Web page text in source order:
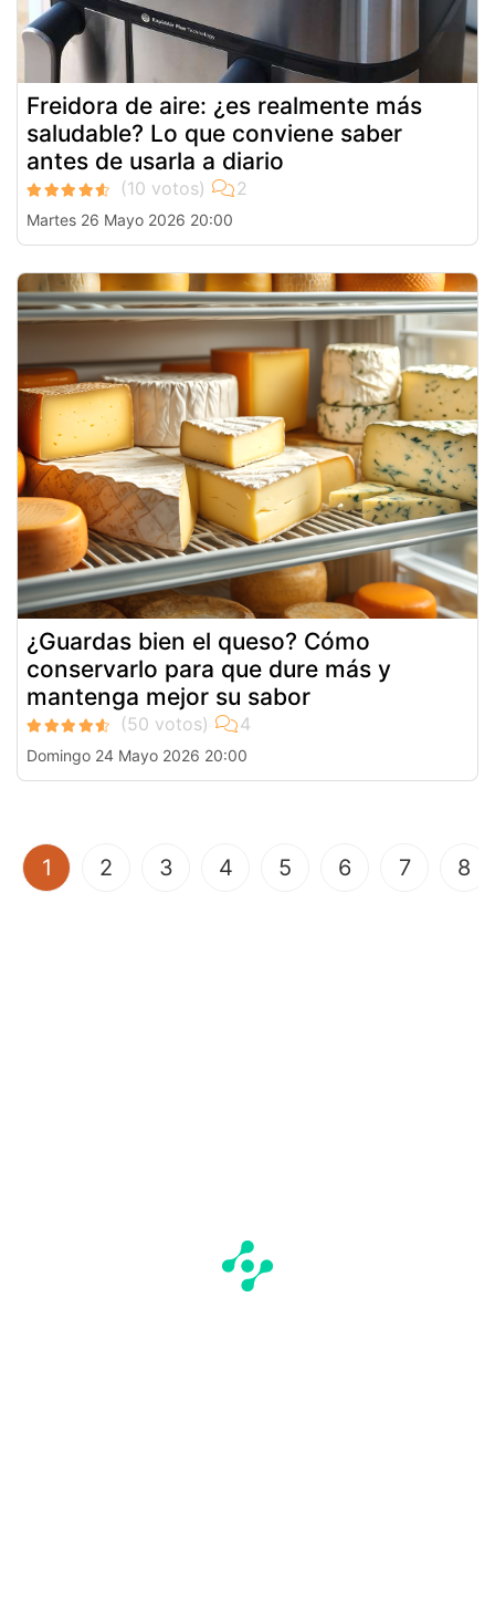
Freidora de aire: ¿es realmente más
saludable? Lo que conviene saber
antes de usarla a diario
Martes 26 Mayo 2026 20:00
¿Guardas bien el queso? Cómo
conservarlo para que dure más y
mantenga mejor su sabor
Domingo 24 Mayo 2026 20:00
1 (current)
2 3 4 5 6 7 8